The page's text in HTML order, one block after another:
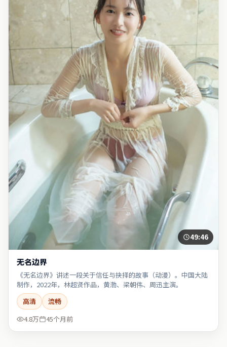
49:46
无名边界
《无名边界》讲述一段关于信任与抉择的故事（动漫）。中国大陆
制作，2022年，林超贤作品，黄渤、梁朝伟、周迅主演。
高清
流畅
4.8万
45个月前